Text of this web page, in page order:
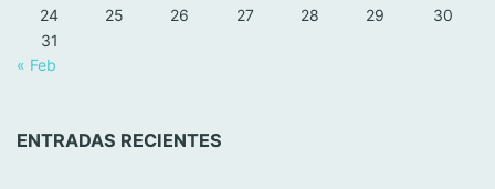
24
25 26 27 28 29
30
31
« Feb
ENTRADAS RECIENTES